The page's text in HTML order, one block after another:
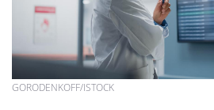
GORODENKOFF/ISTOCK